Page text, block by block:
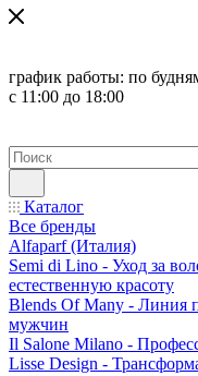
график работы: по
с 11:00 до 18:00
Каталог
Все бренды
Alfaparf (Италия)
Semi di Lino - Уход за
естественную красоту
Blends Of Many - Линия
мужчин
Il Salone Milano -
Lisse Design -